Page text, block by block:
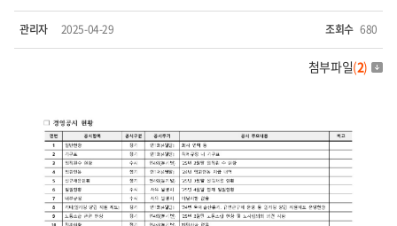
관리자 2025-04-29 조회수 680
첨부파일(2)